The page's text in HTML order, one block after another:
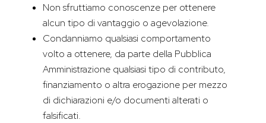
Non sfruttiamo conoscenze per ottenere
alcun tipo di vantaggio o agevolazione.
Condanniamo qualsiasi comportamento
volto a ottenere, da parte della Pubblica
Amministrazione qualsiasi tipo di contributo,
finanziamento o altra erogazione per mezzo
di dichiarazioni e/o documenti alterati o
falsificati.